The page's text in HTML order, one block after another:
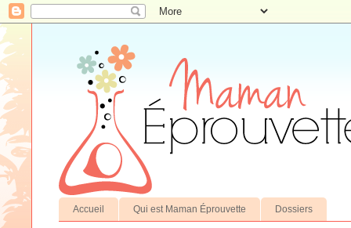
Accueil Qui est Maman Éprouvette Dossiers